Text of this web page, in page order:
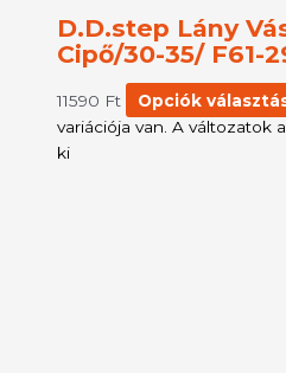
D.D.step Lány
Cipő/30-35/ F61-
11590 Ft Opciók
variációja van. A változatok
ki